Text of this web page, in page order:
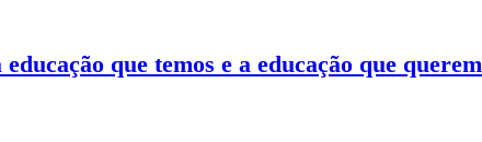
que temos e a educação que